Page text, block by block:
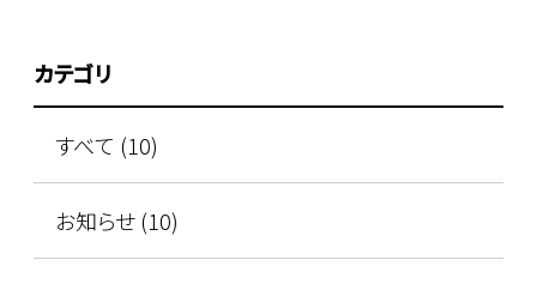
カテゴリ
すべて (10)
お知らせ (10)